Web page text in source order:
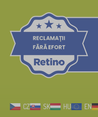
CZ SK HU EN